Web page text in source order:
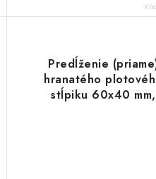
Predĺženie
hranatého
stĺpiku 60x40 mm,